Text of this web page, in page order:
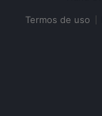
Termos de uso